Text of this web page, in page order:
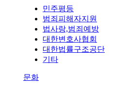
민주평등
범죄피해자지원
법사랑,범죄예방
대한변호사협회
대한법률구조공단
기타
문화